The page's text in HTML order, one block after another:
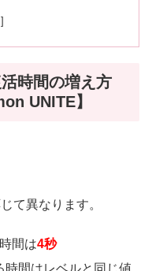
時間の増え方
UNITE】
て異なります。
間は4秒